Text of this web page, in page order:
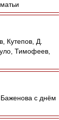
Кутепов, Д.
Тимофеев,
с днём